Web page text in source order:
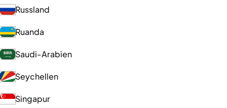
Russland
Ruanda
Saudi-Arabien
Seychellen
Singapur